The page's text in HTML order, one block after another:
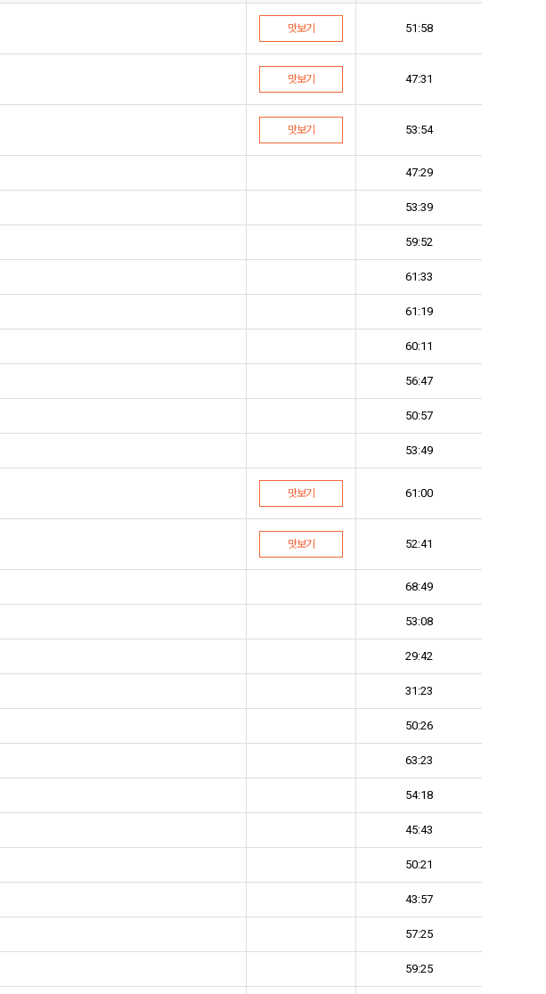
맛보기 51:58
맛보기 47:31
맛보기 53:54
47:29
53:39
59:52
61:33
61:19
60:11
56:47
50:57
53:49
맛보기 61:00
맛보기 52:41
68:49
53:08
29:42
31:23
50:26
63:23
54:18
45:43
50:21
43:57
57:25
59:25